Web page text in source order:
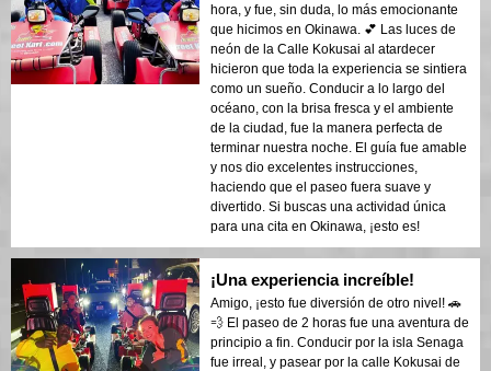
hora, y fue, sin duda, lo más emocionante
que hicimos en Okinawa. 💕 Las luces de
neón de la Calle Kokusai al atardecer
hicieron que toda la experiencia se sintiera
como un sueño. Conducir a lo largo del
océano, con la brisa fresca y el ambiente
de la ciudad, fue la manera perfecta de
terminar nuestra noche. El guía fue amable
y nos dio excelentes instrucciones,
haciendo que el paseo fuera suave y
divertido. Si buscas una actividad única
para una cita en Okinawa, ¡esto es!
¡Una experiencia increíble!
Amigo, ¡esto fue diversión de otro nivel! 🚗
💨 El paseo de 2 horas fue una aventura de
principio a fin. Conducir por la isla Senaga
fue irreal, y pasear por la calle Kokusai de